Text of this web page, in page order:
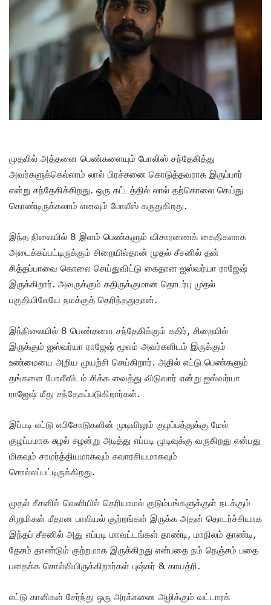
முதலில் அத்தனை பெண்களையும் போலிஸ் சந்தேகித்து
அவர்களுக்கெல்லாம் லால் பிரச்சனை கொடுத்தவராக இருப்பார்
என்று சந்தேகிக்கிறது. ஒரு கட்டத்தில் லால் தற்கொலை செய்து
கொண்டிருக்கலாம் எனவும் போலீஸ் கருதுகிறது.
இந்த நிலையில் 8 இளம் பெண்களும் விசாரணைக் கைதிகளாக
அடைக்கப்பட்டிருக்கும் சிறையில்தான் முதல் சீசனில் தன்
சித்தப்பாவை கொலை செய்துவிட்டு கைதான ஐஸ்வர்யா ராஜேஷ்
இருக்கிறார். அவருக்கும் கதிருக்குமான தொடர்பு முதல்
பகுதியிலேயே நமக்குத் தெரிந்ததுதான்.
இந்நிலையில் 8 பெண்களை சந்தேகிக்கும் கதிர், சிறையில்
இருக்கும் ஐஸ்வர்யா ராஜேஷ் மூலம் அவர்களிடம் இருக்கும்
உண்மையை அறிய முயற்சி செய்கிறார். அதில் எட்டு பெண்களும்
தங்களை போலீஸிடம் சிக்க வைத்து விடுவார் என்று ஐஸ்வர்யா
ராஜேஷ் மீது சந்தேகப்படுகிறார்கள்.
இப்படி எட்டு எபிசோடுகளின் முடிவிலும் குழப்பத்துக்கு மேல்
குழப்பமாக சுழல் சுழன்று அடித்து எப்படி முடிவுக்கு வருகிறது என்பது
மிகவும் சாமர்த்தியமாகவும் சுவாரசியமாகவும்
சொல்லப்பட்டிருக்கிறது.
முதல் சீசனில் வெளியில் தெரியாமல் குடும்பங்களுக்குள் நடக்கும்
சிறுமிகள் மீதான பாலியல் குற்றங்கள் இருக்க அதன் தொடர்ச்சியாக
இந்தப் சீசனில் அது எப்படி மாவட்டங்கள் தாண்டி, மாநிலம் தாண்டி,
தேசம் தாண்டும் குற்றமாக இருக்கிறது என்பதை நம் நெஞ்சம் பதை
பதைக்க சொல்லியிருக்கிறார்கள் புஷ்கர் & காயத்ரி.
எட்டு காளிகள் சேர்ந்து ஒரு அரக்கனை அழிக்கும் வட்டாரக்